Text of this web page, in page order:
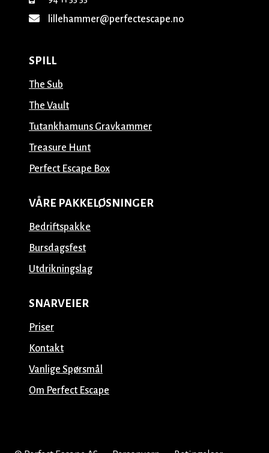
lillehammer@perfectescape.no
SPILL
The Sub
The Vault
Tutankhamuns Gravkammer
Treasure Hunt
Perfect Escape Box
VÅRE PAKKELØSNINGER
Bedriftspakke
Bursdagsfest
Utdrikningslag
SNARVEIER
Priser
Kontakt
Vanlige Spørsmål
Om Perfect Escape